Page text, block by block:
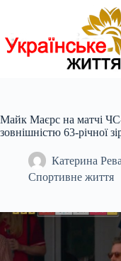
Майк Маєрс на матчі
зовнішністю 63-річної
Катерина Рева
Спортивне життя